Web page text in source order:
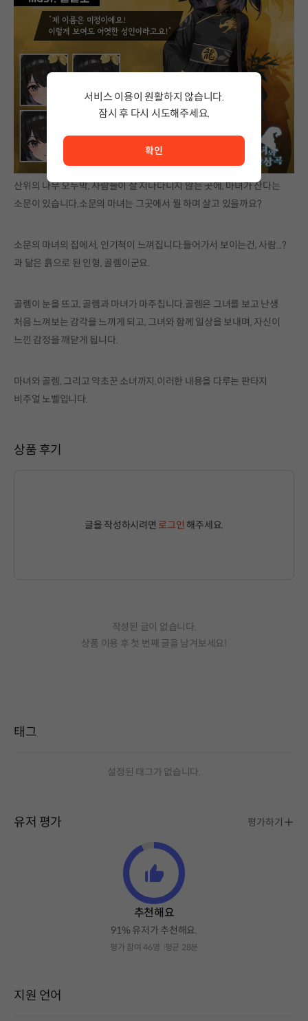
산위의 나무 오두막, 사람들이 잘 지나다니지 않는 곳에, 마녀가 산다는
소문이 있습니다.소문의 마녀는 그곳에서 뭘 하며 살고 있을까요?
소문의 마녀의 집에서, 인기척이 느껴집니다.들어가서 보이는건, 사람...?
과 닮은 흙으로 된 인형, 골렘이군요.
골렘이 눈을 뜨고, 골렘과 마녀가 마주칩니다.골렘은 그녀를 보고 난생
처음 느껴보는 감각을 느끼게 되고, 그녀와 함께 일상을 보내며, 자신이
느낀 감정을 깨닫게 됩니다.
마녀와 골렘, 그리고 약초꾼 소녀까지.이러한 내용을 다루는 판타지
비주얼 노벨입니다.
상품 후기
글을 작성하시려면 로그인 해주세요.
작성된 글이 없습니다.
상품 이용 후 첫 번째 글을 남겨보세요!
태그
설정된 태그가 없습니다.
유저 평가 평가하기
추천해요
91% 유저가 추천해요.
평가 참여 46명 평균 28분
지원 언어
서비스 이용이 원활하지 않습니다.
잠시 후 다시 시도해주세요.
서비스 이용이 원활하지 않습니다. <br/> 잠시 후 다시 시도
확인